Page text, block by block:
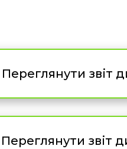
Переглянути звіт
Переглянути звіт